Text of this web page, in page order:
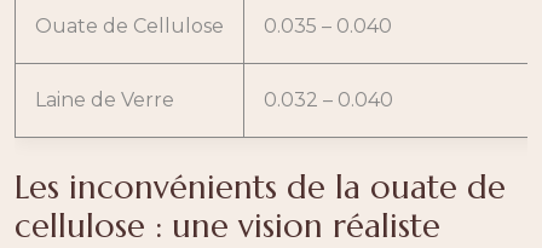
Ouate de Cellulose 0.035 – 0.040
Laine de Verre 0.032 – 0.040
Les inconvénients de la ouate de
cellulose : une vision réaliste